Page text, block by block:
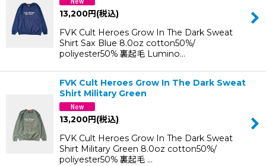
13,200円(税込)
FVK Cult Heroes Grow In The Dark Sweat
Shirt Sax Blue 8.0oz cotton50%/
poliyester50% 裏起毛 Lumino…
FVK Cult Heroes Grow In The Dark Sweat
Shirt Military Green
13,200円(税込)
FVK Cult Heroes Grow In The Dark Sweat
Shirt Military Green 8.0oz cotton50%/
poliyester50% 裏起毛 …